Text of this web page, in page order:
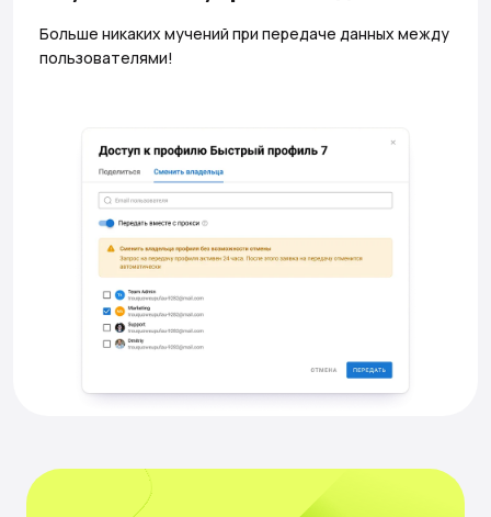
Больше никаких мучений при передаче данных между
пользователями!